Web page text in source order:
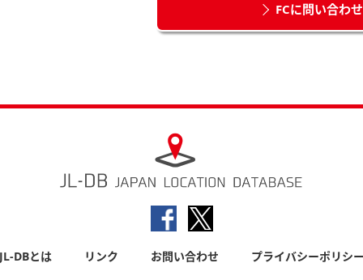
FCに問い合わ
DBとは リンク お問い合わせ プライバシーポリシー